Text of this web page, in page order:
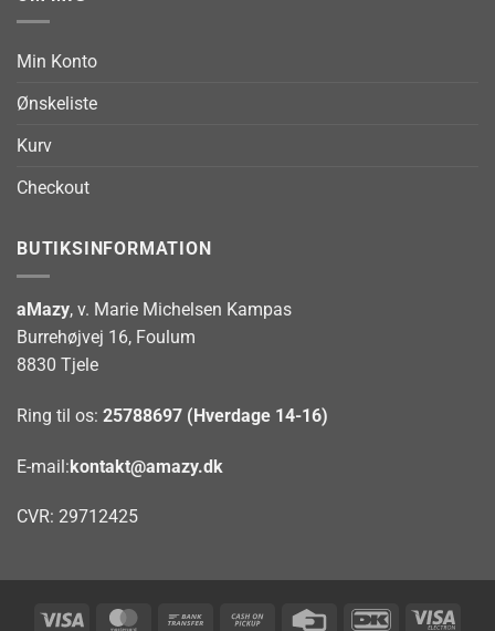
Min Konto
Ønskeliste
Kurv
Checkout
BUTIKSINFORMATION
aMazy, v. Marie Michelsen Kampas
Burrehøjvej 16, Foulum
8830 Tjele
Ring til os: 25788697 (Hverdage 14-16)
E-mail:kontakt@amazy.dk
CVR: 29712425
Visa MasterCardBank Cash Credit DanKort Visa